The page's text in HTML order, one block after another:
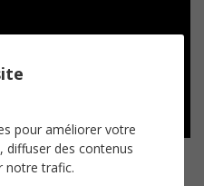
pour améliorer votre
diffuser des contenus
notre trafic.